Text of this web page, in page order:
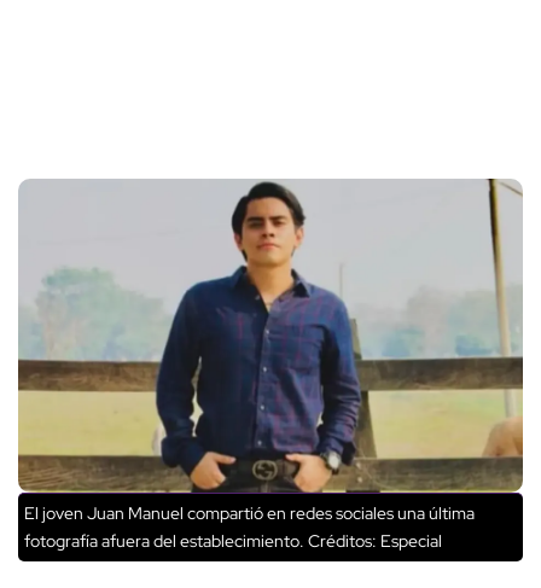
El joven Juan Manuel compartió en redes sociales una última
fotografía afuera del establecimiento. Créditos: Especial